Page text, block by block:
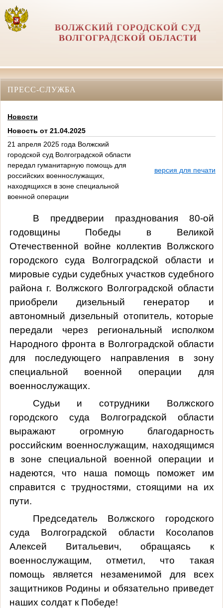
ВОЛЖСКИЙ ГОРОДСКОЙ СУД
ВОЛГОГРАДСКОЙ ОБЛАСТИ
ПРЕСС-СЛУЖБА
Новости
Новость от 21.04.2025
21 апреля 2025 года Волжский
городской суд Волгоградской области
передал гуманитарную помощь для
российских военнослужащих,
находящихся в зоне специальной
военной операции
версия для печати
В преддверии празднования 80-ой
годовщины Победы в Великой
Отечественной войне коллектив Волжского
городского суда Волгоградской области и
мировые судьи судебных участков судебного
района г. Волжского Волгоградской области
приобрели дизельный генератор и
автономный дизельный отопитель, которые
передали через региональный исполком
Народного фронта в Волгоградской области
для последующего направления в зону
специальной военной операции для
военнослужащих.
Судьи и сотрудники Волжского
городского суда Волгоградской области
выражают огромную благодарность
российским военнослужащим, находящимся
в зоне специальной военной операции и
надеются, что наша помощь поможет им
справится с трудностями, стоящими на их
пути.
Председатель Волжского городского
суда Волгоградской области Косолапов
Алексей Витальевич, обращаясь к
военнослужащим, отметил, что такая
помощь является незаменимой для всех
защитников Родины и обязательно приведет
наших солдат к Победе!